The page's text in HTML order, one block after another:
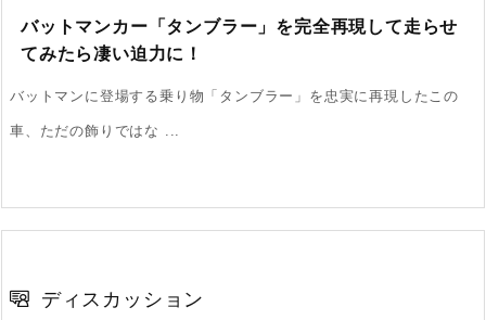
バットマンカー「タンブラー」を完全再現して走らせ
てみたら凄い迫力に！
バットマンに登場する乗り物「タンブラー」を忠実に再現したこの
車、ただの飾りではな ...
ディスカッション